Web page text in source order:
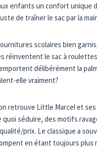
enfants un confort unique
de traîner le sac par la
scolaires bien
réinventent le sac à
délibérément la
elle vraiment?
retrouve Little Marcel et ses
quoi séduire, des motifs
prix. Le classique a
en étant toujours plus